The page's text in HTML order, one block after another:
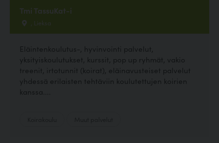
Tmi TassuKat-i
, Lieksa
Eläintenkoulutus-, hyvinvointi palvelut,
yksityiskoulutukset, kurssit, pop up ryhmät, vakio
treenit, irtotunnit (koirat), eläinavusteiset palvelut
yhdessä erilaisten tehtäviin koulutettujen koirien
kanssa....